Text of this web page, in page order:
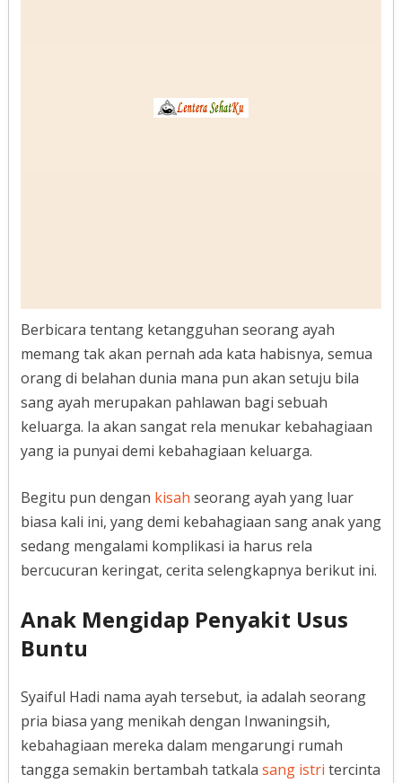
Berbicara tentang ketangguhan seorang ayah
memang tak akan pernah ada kata habisnya, semua
orang di belahan dunia mana pun akan setuju bila
sang ayah merupakan pahlawan bagi sebuah
keluarga. Ia akan sangat rela menukar kebahagiaan
yang ia punyai demi kebahagiaan keluarga.
Begitu pun dengan kisah seorang ayah yang luar
biasa kali ini, yang demi kebahagiaan sang anak yang
sedang mengalami komplikasi ia harus rela
bercucuran keringat, cerita selengkapnya berikut ini.
Anak Mengidap Penyakit Usus
Buntu
Syaiful Hadi nama ayah tersebut, ia adalah seorang
pria biasa yang menikah dengan Inwaningsih,
kebahagiaan mereka dalam mengarungi rumah
tangga semakin bertambah tatkala sang istri tercinta